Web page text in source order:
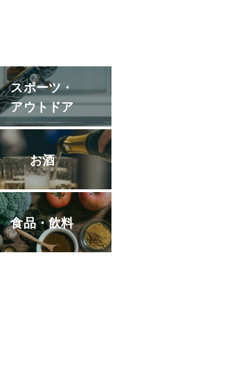
スポーツ・
アウトドア
お酒
食品・飲料